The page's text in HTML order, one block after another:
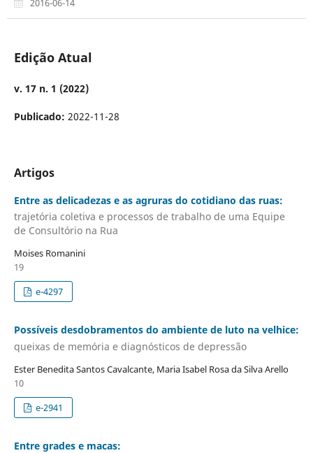
2016-06-14
Edição Atual
v. 17 n. 1 (2022)
Publicado: 2022-11-28
Artigos
Entre as delicadezas e as agruras do cotidiano das ruas:
trajetória coletiva e processos de trabalho de uma Equipe
de Consultório na Rua
Moises Romanini
19
e-4297
Possíveis desdobramentos do ambiente de luto na velhice:
queixas de memória e diagnósticos de depressão
Ester Benedita Santos Cavalcante, Maria Isabel Rosa da Silva Arello
10
e-2941
Entre grades e macas: